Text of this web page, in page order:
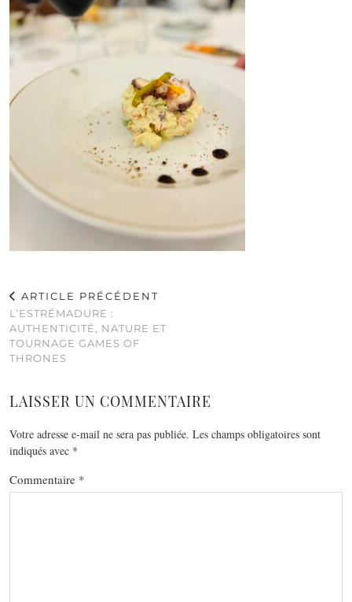
ARTICLE PRÉCÉDENT
L’ESTRÉMADURE :
AUTHENTICITÉ, NATURE ET
TOURNAGE GAMES OF
THRONES
LAISSER UN COMMENTAIRE
Votre adresse e-mail ne sera pas publiée. Les champs obligatoires sont
indiqués avec *
Commentaire *